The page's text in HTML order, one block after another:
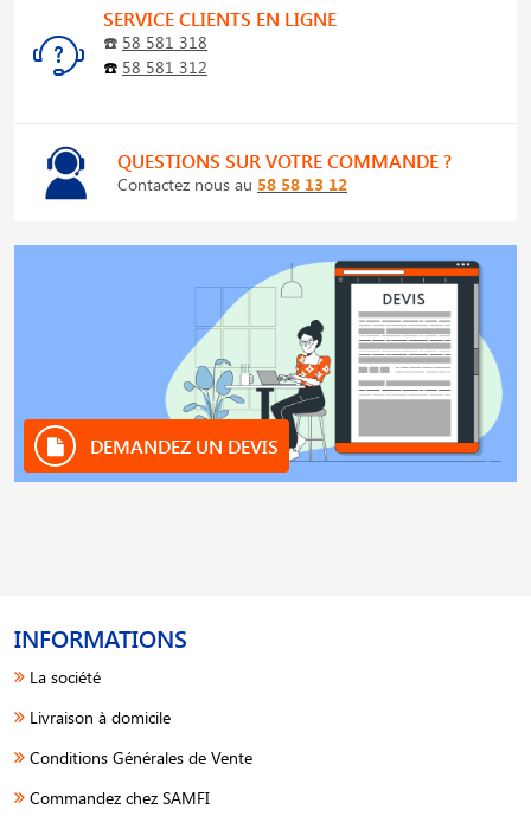
SERVICE CLIENTS EN LIGNE
☎️ 58 581 318
☎️ 58 581 312
QUESTIONS SUR VOTRE COMMANDE ?
Contactez nous au 58 58 13 12
DEMANDEZ UN DEVIS
INFORMATIONS
La société
Livraison à domicile
Conditions Générales de Vente
Commandez chez SAMFI